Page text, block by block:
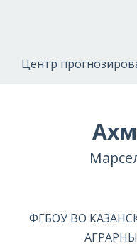
Центр
ФГБОУ ВО